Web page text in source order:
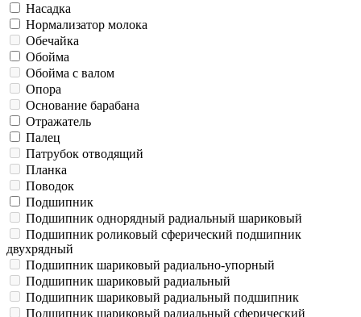
Насадка
Нормализатор молока
Обечайка
Обойма
Обойма с валом
Опора
Основание барабана
Отражатель
Палец
Патрубок отводящий
Планка
Поводок
Подшипник
Подшипник однорядный радиальный шариковый
Подшипник роликовый сферический подшипник
двухрядный
Подшипник шариковый радиально-упорный
Подшипник шариковый радиальный
Подшипник шариковый радиальный подшипник
Подшипник шариковый радиальный сферический